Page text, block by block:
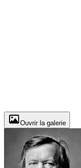
Ouvrir la galerie